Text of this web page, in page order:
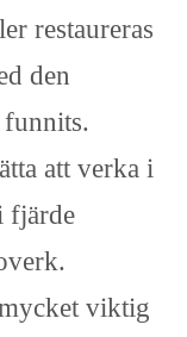
restaureras
den
att verka i
fjärde
viktig